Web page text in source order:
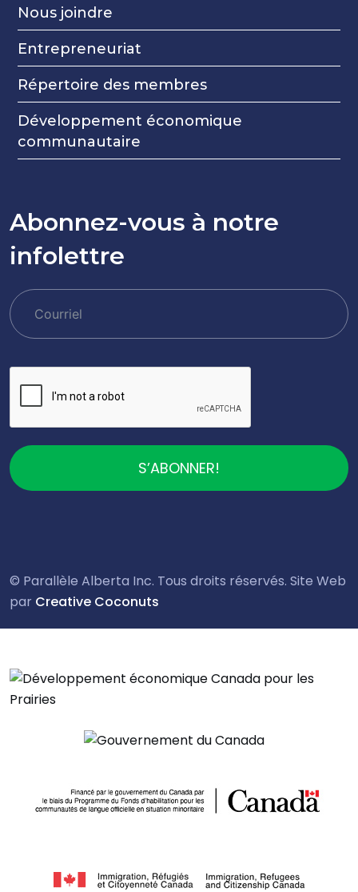
Nous joindre
Entrepreneuriat
Répertoire des membres
Développement économique
communautaire
Abonnez-vous à notre
infolettre
S’ABONNER!
© Parallèle Alberta Inc. Tous droits réservés. Site Web
par Creative Coconuts